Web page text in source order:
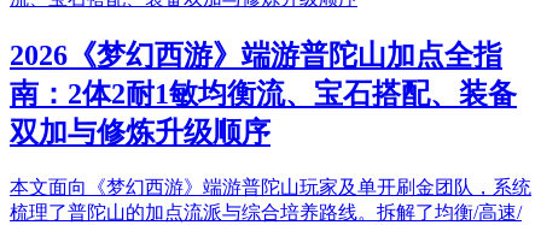
2026《梦幻西游》端游普陀山加点全指
南：2体2耐1敏均衡流、宝石搭配、装备
双加与修炼升级顺序
本文面向《梦幻西游》端游普陀山玩家及单开刷金团队，系统
梳理了普陀山的加点流派与综合培养路线。拆解了均衡/高速/